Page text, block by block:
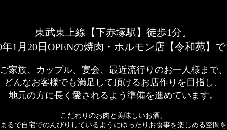
東武東上線【下赤塚駅】徒歩1分。
年1月20日OPENの焼肉・ホルモン店【令和苑】で
ご家族、カップル、宴会、最近流行りのお一人様まで、
どんなお客様でも満足して頂けるお店作りを目指し、
地元の方に長く愛されるよう準備を進めています。
こだわりのお肉と美味しいお酒、
まるで自宅でのんびりしているようにゆったりお食事を楽しめる空間を